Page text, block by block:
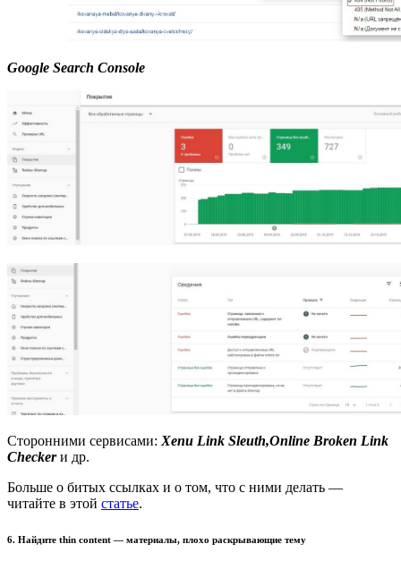
Google Search Console
Сторонними сервисами: Xenu Link Sleuth,Online Broken Link
Checkerи др.
Больше о битых ссылках и о том, что с ними делать —
читайте в этой статье.
6. Найдите thin content — материалы, плохо раскрывающие тему